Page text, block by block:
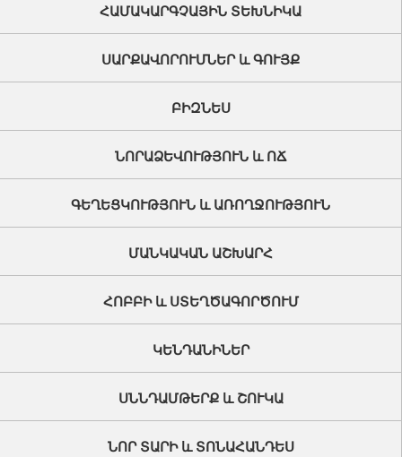
ՀԱՄԱԿԱՐԳՉԱՅԻՆ ՏԵԽՆԻԿԱ
ՍԱՐՔԱՎՈՐՈՒՄՆԵՐ և ԳՈՒՅՔ
ԲԻԶՆԵՍ
ՆՈՐԱՁԵՎՈՒԹՅՈՒՆ և ՈՃ
ԳԵՂԵՑԿՈՒԹՅՈՒՆ և ԱՌՈՂՋՈՒԹՅՈՒՆ
ՄԱՆԿԱԿԱՆ ԱՇԽԱՐՀ
ՀՈԲԲԻ և ՍՏԵՂԾԱԳՈՐԾՈՒՄ
ԿԵՆԴԱՆԻՆԵՐ
ՍՆՆԴԱՄԹԵՐՔ և ՇՈՒԿԱ
ՆՈՐ ՏԱՐԻ և ՏՈՆԱՀԱՆԴԵՍ